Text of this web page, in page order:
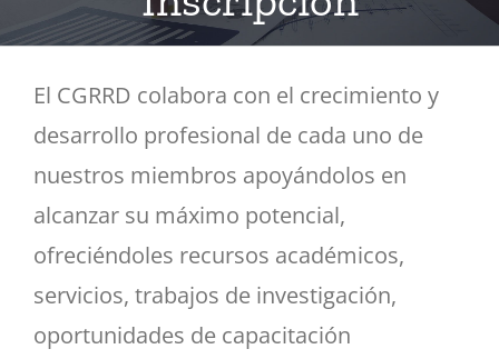
El CGRRD colabora con el crecimiento y
desarrollo profesional de cada uno de
nuestros miembros apoyándolos en
alcanzar su máximo potencial,
ofreciéndoles recursos académicos,
servicios, trabajos de investigación,
oportunidades de capacitación